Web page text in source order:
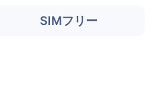
SIMフリー